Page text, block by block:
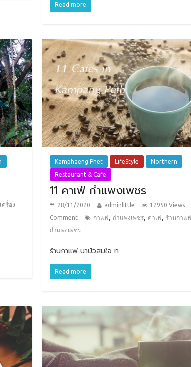
Read more
เครื่อง
Kamphaeng Phet LifeStyle
Northern
Restaurant & Cafe
11 คาเฟ่ กำแพงเพชร
28/11/2020 adminlittle 12950 Views
Comment
กาแฟ , กำแพงเพชร, คาเฟ่ , ร้านกาแฟ
กำแพงเพชร
ร้านกาแฟ นาบัวสมใจ ท
Read more